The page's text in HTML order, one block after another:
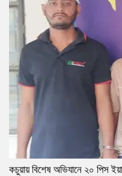
কচুয়ায় বিশেষ অভিযানে ২০ পিস